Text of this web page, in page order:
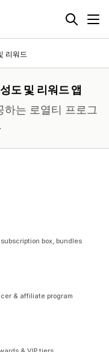
리워드
도 및 리워드 앱
는 로열티 프로그
box, bundles
& affiliate program